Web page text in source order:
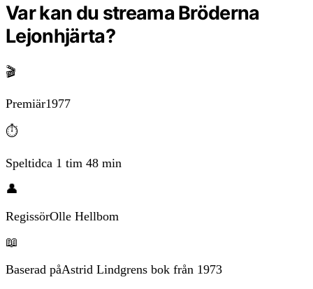
Var kan du streama Bröderna
Lejonhjärta?
🎬
Premiär1977
⏱️
Speltidca 1 tim 48 min
👤
RegissörOlle Hellbom
📖
Baserad påAstrid Lindgrens bok från 1973